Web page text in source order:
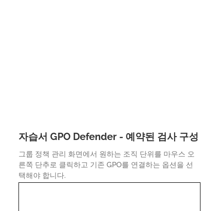
자습서 GPO Defender - 예약된 검사 구성
그룹 정책 관리 화면에서 원하는 조직 단위를 마우스 오
른쪽 단추로 클릭하고 기존 GPO를 연결하는 옵션을 선
택해야 합니다.